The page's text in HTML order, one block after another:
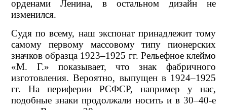
орденами Ленина, в остальном дизайн не
изменился.
Судя по всему, наш экспонат принадлежит тому
самому первому массовому типу пионерских
значков образца 1923–1925 гг. Рельефное клеймо
«М. Г.» показывает, что знак фабричного
изготовления. Вероятно, выпущен в 1924–1925
гг. На периферии РСФСР, например у нас,
подобные знаки продолжали носить и в 30–40-е